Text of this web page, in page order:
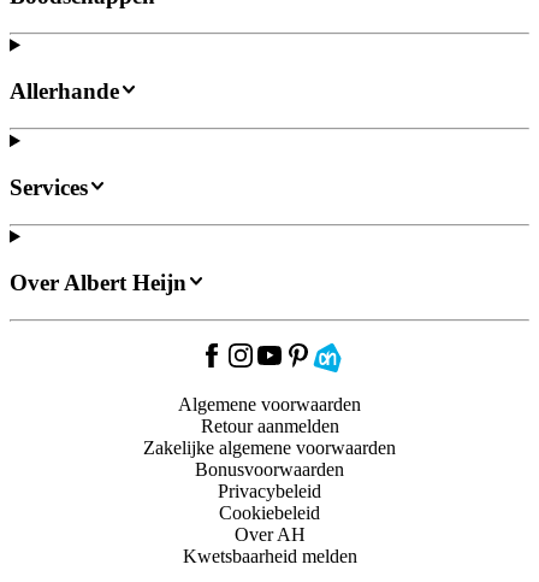
Allerhande
Services
Over Albert Heijn
Algemene voorwaarden
Retour aanmelden
Zakelijke algemene voorwaarden
Bonusvoorwaarden
Privacybeleid
Cookiebeleid
Over AH
Kwetsbaarheid melden